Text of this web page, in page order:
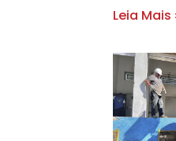
Leia Mais